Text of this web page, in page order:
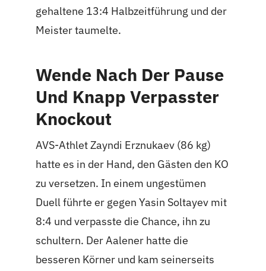
gehaltene 13:4 Halbzeitführung und der
Meister taumelte.
Wende Nach Der Pause
Und Knapp Verpasster
Knockout
AVS-Athlet Zayndi Erznukaev (86 kg)
hatte es in der Hand, den Gästen den KO
zu versetzen. In einem ungestümen
Duell führte er gegen Yasin Soltayev mit
8:4 und verpasste die Chance, ihn zu
schultern. Der Aalener hatte die
besseren Körner und kam seinerseits